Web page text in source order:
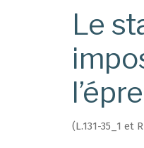
Le
(L.131-35_1 et